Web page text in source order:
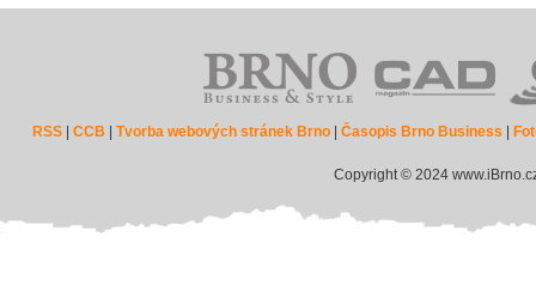
RSS |CCB |Tvorba webových stránek Brno |Časopis Brno Business
Copyright © 2024